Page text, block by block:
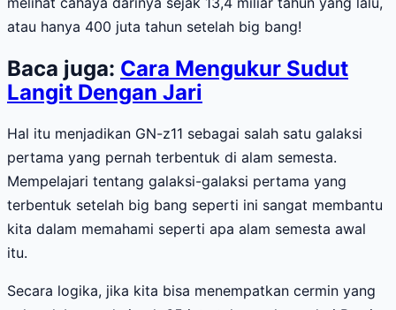
atau hanya 400 juta tahun setelah big bang!
Baca juga: Cara Mengukur Sudut
Langit Dengan Jari
Hal itu menjadikan GN-z11 sebagai salah satu galaksi
pertama yang pernah terbentuk di alam semesta.
Mempelajari tentang galaksi-galaksi pertama yang
terbentuk setelah big bang seperti ini sangat membantu
kita dalam memahami seperti apa alam semesta awal
itu.
Secara logika, jika kita bisa menempatkan cermin yang